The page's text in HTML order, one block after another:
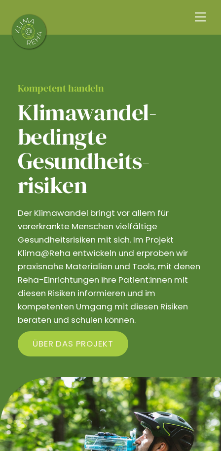
content
Kompetent handeln
Klimawandel­
bedingte
Gesundheits­
risiken
Der Klimawandel bringt vor allem für
vorerkrankte Menschen vielfältige
Gesundheitsrisiken mit sich. Im Projekt
Klima@Reha entwickeln und erproben wir
praxisnahe Materialien und Tools, mit denen
Reha-Einrichtungen ihre Patient:innen mit
diesen Risiken informieren und im
kompetenten Umgang mit diesen Risiken
beraten und schulen können.
ÜBER DAS PROJEKT